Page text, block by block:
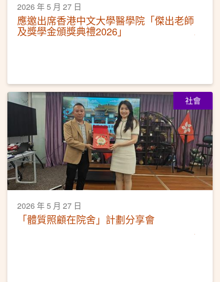
2026 年 5 月 27 日
應邀出席香港中文大學醫學院「傑出老師
及獎學金頒獎典禮2026」
社會
2026 年 5 月 27 日
「體質照顧在院舍」計劃分享會